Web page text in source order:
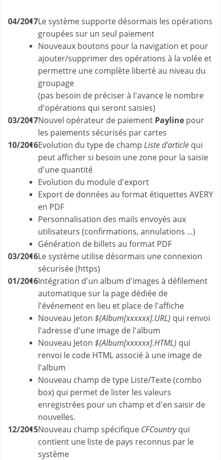
04/2017Le système supporte désormais les opérations
groupées sur un seul paiement
Nouveaux boutons pour la navigation et pour
ajouter/supprimer des opérations à la volée et
permettre une complète liberté au niveau du
groupage
(pas besoin de préciser à l'avance le nombre
d'opérations qui seront saisies)
03/2017Nouvel opérateur de paiement Payline pour
les paiements sécurisés par cartes
10/2016Evolution du type de champ Liste d'article qui
peut afficher si besoin une zone pour la saisie
d'une quantité
Evolution du module d'export
Export de données au format étiquettes AVERY
en PDF
Personnalisation des mails envoyés aux
utilisateurs (confirmations, annulations ...)
Génération de billets au format PDF
03/2016Le système utilise désormais une connexion
sécurisée (https)
01/2016Intégration d'un album d'images à défilement
automatique sur la page dédiée de
l'événement en lieu et place de l'affiche
Nouveau Jeton $(Album[xxxxxx].URL) qui renvoi
l'adresse d'une image de l'album
Nouveau Jeton $(Album[xxxxxx].HTML) qui
renvoi le code HTML associé à une image de
l'album
Nouveau champ de type Liste/Texte (combo
box) qui permet de lister les valeurs
enregistrées pour un champ et d'en saisir de
nouvelles.
12/2015Nouveau champ spécifique CFCountryqui
contient une liste de pays reconnus par le
système